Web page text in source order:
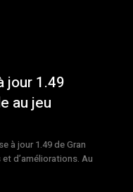
jour 1.49
au jeu
à jour 1.49 de Gran
d’améliorations. Au